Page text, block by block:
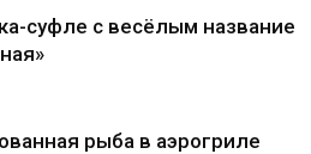
суфле с весёлым название
рыба в аэрогриле